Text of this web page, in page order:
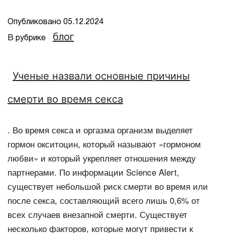
Опубликовано 05.12.2024
В рубрике блог
Ученые назвали основные причины
смерти во время секса
. Во время секса и оргазма организм выделяет
гормон окситоцин, который называют «гормоном
любви» и который укрепляет отношения между
партнерами. По информации Science Alert,
существует небольшой риск смерти во время или
после секса, составляющий всего лишь 0,6% от
всех случаев внезапной смерти. Существует
несколько факторов, которые могут привести к